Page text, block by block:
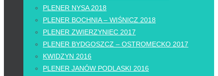
PLENER NYSA 2018
PLENER BOCHNIA – WIŚNICZ 2018
PLENER ZWIERZYNIEC 2017
PLENER BYDGOSZCZ – OSTROMECKO 2017
KWIDZYN 2016
PLENER JANÓW PODLASKI 2016